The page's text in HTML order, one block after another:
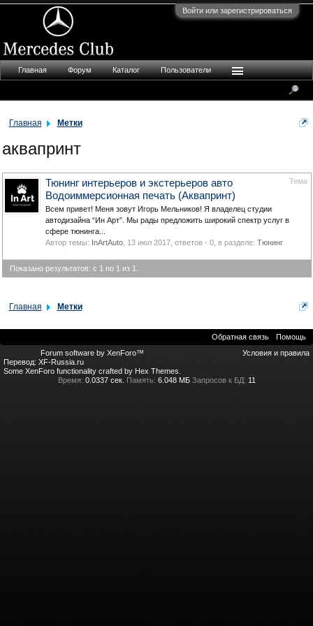
Войти или зарегистрироваться
Главная Метки
аквапринт
Тема
Тюнинг интерьеров и экстерьеров авто
Водоиммерсионная печать (Аквапринт)
Всем привет! Меня зовут Игорь Мельников! Я владелец студии
автодизайна “Ин Арт”. Мы рады предложить широкий спектр услуг в
сфере тюнинга...
Автор темы: InArtAuto, 13 июл 2017, ответов - 0, в разделе: Тюнинг
Показано результатов: с 1 по 1 из 1.
Главная Метки
Главная Форум Каталог Пользователи
Обратная связь
Помощь
Условия и правила
Forum software by XenForo™
Перевод: XF-Russia.ru
Some XenForo functionality crafted by Hex Themes
Время: 0.0337 сек. Память: 6.048 МБ Запросов к БД: 11